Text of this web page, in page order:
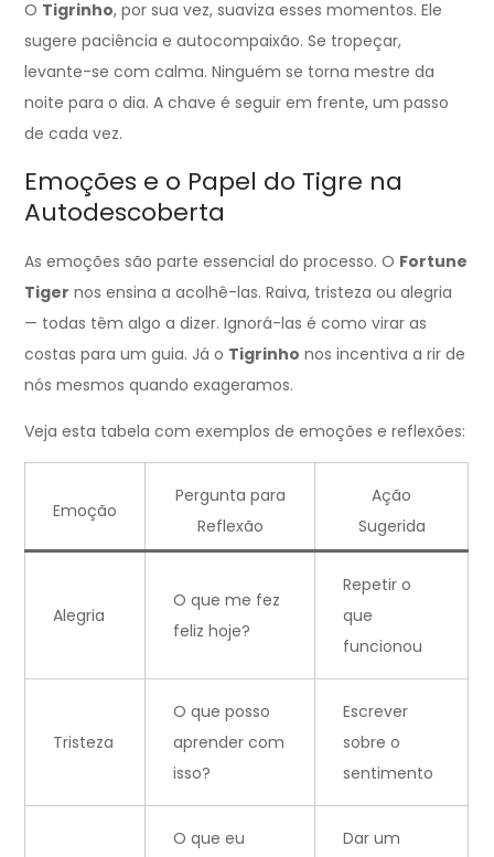
O Tigrinho, por sua vez, suaviza esses momentos. Ele
sugere paciência e autocompaixão. Se tropeçar,
levante-se com calma. Ninguém se torna mestre da
noite para o dia. A chave é seguir em frente, um passo
de cada vez.
Emoções e o Papel do Tigre na
Autodescoberta
As emoções são parte essencial do processo. O Fortune
Tiger nos ensina a acolhê-las. Raiva, tristeza ou alegria
— todas têm algo a dizer. Ignorá-las é como virar as
costas para um guia. Já o Tigrinho nos incentiva a rir de
nós mesmos quando exageramos.
Veja esta tabela com exemplos de emoções e reflexões:
Emoção
Pergunta para
Reflexão
Ação
Sugerida
Alegria
O que me fez
feliz hoje?
Repetir o
que
funcionou
Tristeza
O que posso
aprender com
isso?
Escrever
sobre o
sentimento
O que eu
Dar um